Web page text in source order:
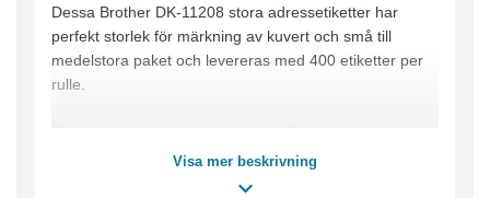
Dessa Brother DK-11208 stora adressetiketter har
perfekt storlek för märkning av kuvert och små till
medelstora paket och levereras med 400 etiketter per
rulle.
och använder direkt termisk teknik. Ladda och mata ut
Visa mer beskrivning